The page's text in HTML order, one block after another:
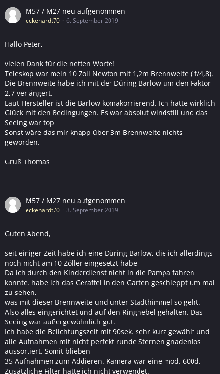
M57 / M27 neu aufgenommen
eckehardt70 6. September 2019
Hallo Peter,
vielen Dank für die netten Worte!
Teleskop war mein 10 Zoll Newton mit 1,2m Brennweite ( f/4,8).
Die Brennweite habe ich mit der Düring Barlow um den Faktor
2,7 verlängert.
Laut Hersteller ist die Barlow komakorrierend. Ich hatte wirklich
Glück mit den Bedingungen. Es war absolut windstill und das
Seeing war top.
Sonst wäre das mir knapp über 3m Brennweite nichts
geworden.
Gruß Thomas
M57 / M27 neu aufgenommen
eckehardt70 3. September 2019
Guten Abend,
seit einiger Zeit habe ich eine Düring Barlow, die ich allerdings
noch nicht am 10 Zöller eingesetzt habe.
Da ich durch den Kinderdienst nicht in die Pampa fahren
konnte, habe ich das Geraffel in den Garten geschleppt um mal
zu sehen,
was mit dieser Brennweite und unter Stadthimmel so geht.
Also alles eingerichtet und auf den Ringnebel gehalten. Das
Seeing war außergewöhnlich gut.
Ich habe die Belichtungszeit mit 90sek. sehr kurz gewählt und
alle Aufnahmen mit nicht perfekt runde Sternen gnadenlos
aussortiert. Somit blieben
35 Aufnahmen zum Addieren. Kamera war eine mod. 600d.
Zusätzliche Filter hatte ich nicht verwendet.